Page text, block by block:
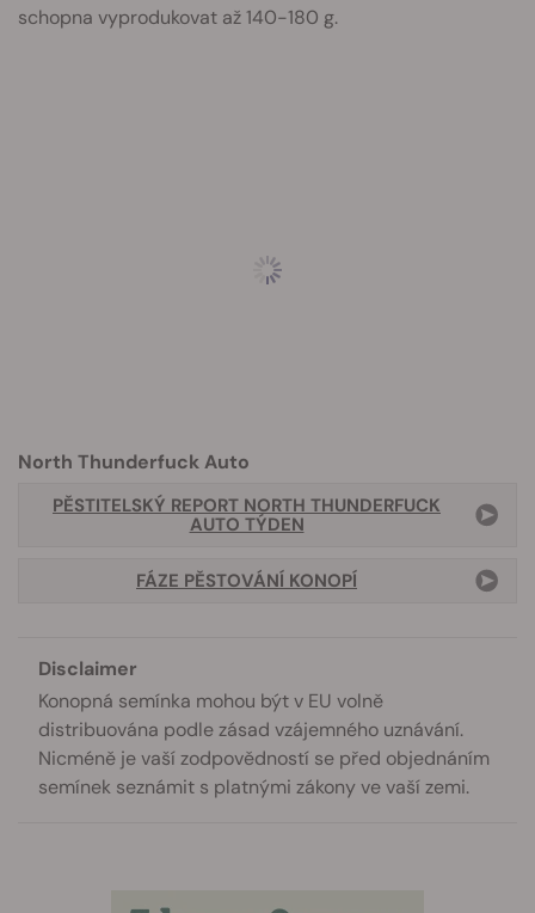
schopna vyprodukovat až 140-180 g.
North Thunderfuck Auto
PĚSTITELSKÝ REPORT NORTH THUNDERFUCK
AUTO TÝDEN
FÁZE PĚSTOVÁNÍ KONOPÍ
Disclaimer
Konopná semínka mohou být v EU volně
distribuována podle zásad vzájemného uznávání.
Nicméně je vaší zodpovědností se před objednáním
semínek seznámit s platnými zákony ve vaší zemi.